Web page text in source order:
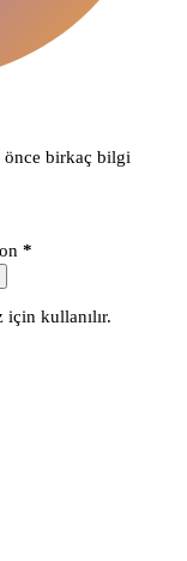
önce birkaç bilgi
*
kullanılır.